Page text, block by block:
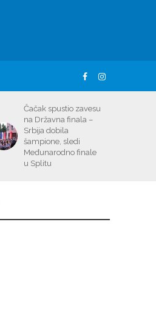
Čačak spustio zavesu
na Državna finala –
Srbija dobila
šampione, sledi
Međunarodno finale
u Splitu